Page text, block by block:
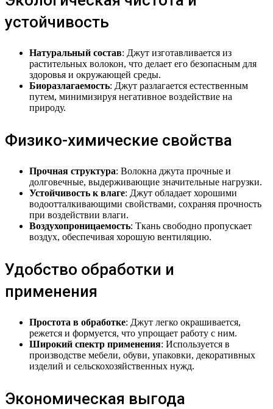
устойчивость
Натуральный состав: Джут изготавливается из
растительных волокон, что делает его безопасным для
здоровья и окружающей среды.
Биоразлагаемость: Джут разлагается естественным
путем, минимизируя негативное воздействие на
природу.
Физико-химические свойства
Прочная структура: Волокна джута прочные и
долговечные, выдерживающие значительные нагрузки.
Устойчивость к влаге: Джут обладает хорошими
водоотталкивающими свойствами, сохраняя прочность
при воздействии влаги.
Воздухопроницаемость: Ткань свободно пропускает
воздух, обеспечивая хорошую вентиляцию.
Удобство обработки и
применения
Простота в обработке: Джут легко окрашивается,
режется и формуется, что упрощает работу с ним.
Широкий спектр применения: Используется в
производстве мебели, обуви, упаковки, декоративных
изделий и сельскохозяйственных нужд.
Экономическая выгода